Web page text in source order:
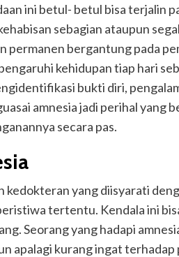
ini betul- betul bisa terjalin
sebagian ataupun
permanen bergantung pada
kehidupan tiap hari
bukti diri,
amnesia jadi perihal yang
secara pas.
kedokteran yang diisyarati
tertentu. Kendala ini
Seorang yang hadapi
apalagi kurang ingat